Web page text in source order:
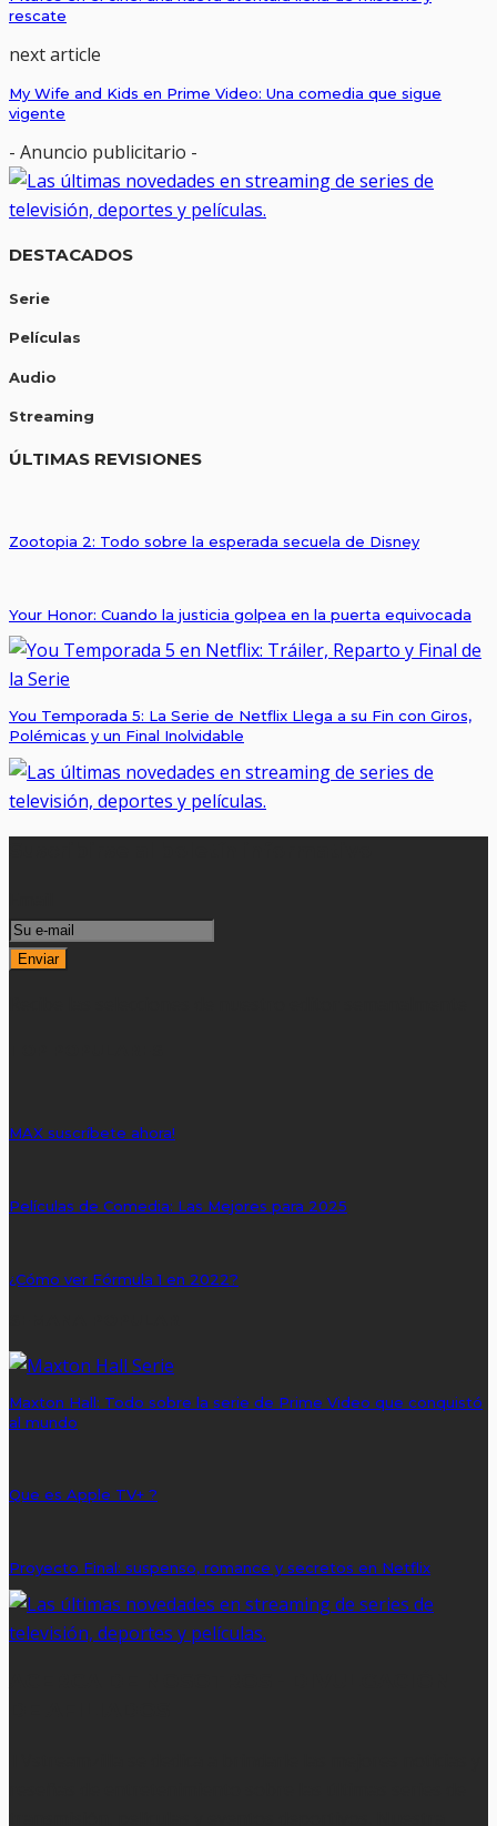
rescate
next article
My Wife and Kids en Prime Video: Una comedia que sigue
vigente
- Anuncio publicitario -
DESTACADOS
Serie
Películas
Audio
Streaming
ÚLTIMAS REVISIONES
Zootopia 2: Todo sobre la esperada secuela de Disney
Your Honor: Cuando la justicia golpea en la puerta equivocada
You Temporada 5: La Serie de Netflix Llega a su Fin con Giros,
Polémicas y un Final Inolvidable
MAX suscríbete ahora!
Películas de Comedia: Las Mejores para 2025
¿Cómo ver Fórmula 1 en 2022?
Maxton Hall: Todo sobre la serie de Prime Video que conquistó
al mundo
Que es Apple TV+ ?
Proyecto Final: suspenso, romance y secretos en Netflix